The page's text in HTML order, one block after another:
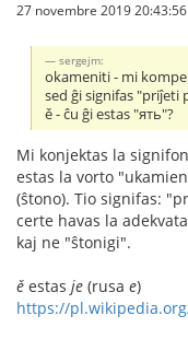
27 novembre 2019 20:43:56
sergejm:
okameniti - mi
sed ĝi signifas "priĵeti
ě - ĉu ĝi estas "ять"?
Mi konjektas la
estas la vorto
(ŝtono). Tio signifas:
certe havas la
kaj ne "ŝtonigi".
ě estas je (rusa e)
https://pl.wikipedia.org/